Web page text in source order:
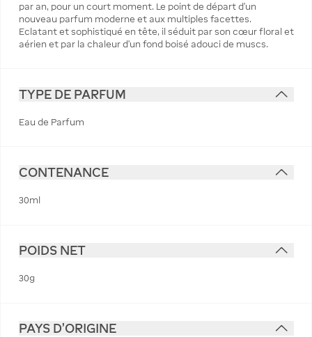
par an, pour un court moment. Le point de départ d’un
nouveau parfum moderne et aux multiples facettes.
Eclatant et sophistiqué en tête, il séduit par son cœur floral et
aérien et par la chaleur d’un fond boisé adouci de muscs.
TYPE DE PARFUM
Eau de Parfum
CONTENANCE
30ml
POIDS NET
30g
PAYS D'ORIGINE